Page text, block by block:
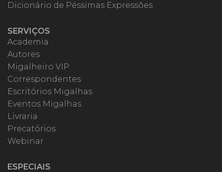
Dicionário de Péssimas Expressões
SERVIÇOS
Academia
Autores
Migalheiro VIP
Correspondentes
Escritórios Migalhas
Eventos Migalhas
Livraria
Precatórios
Webinar
ESPECIAIS